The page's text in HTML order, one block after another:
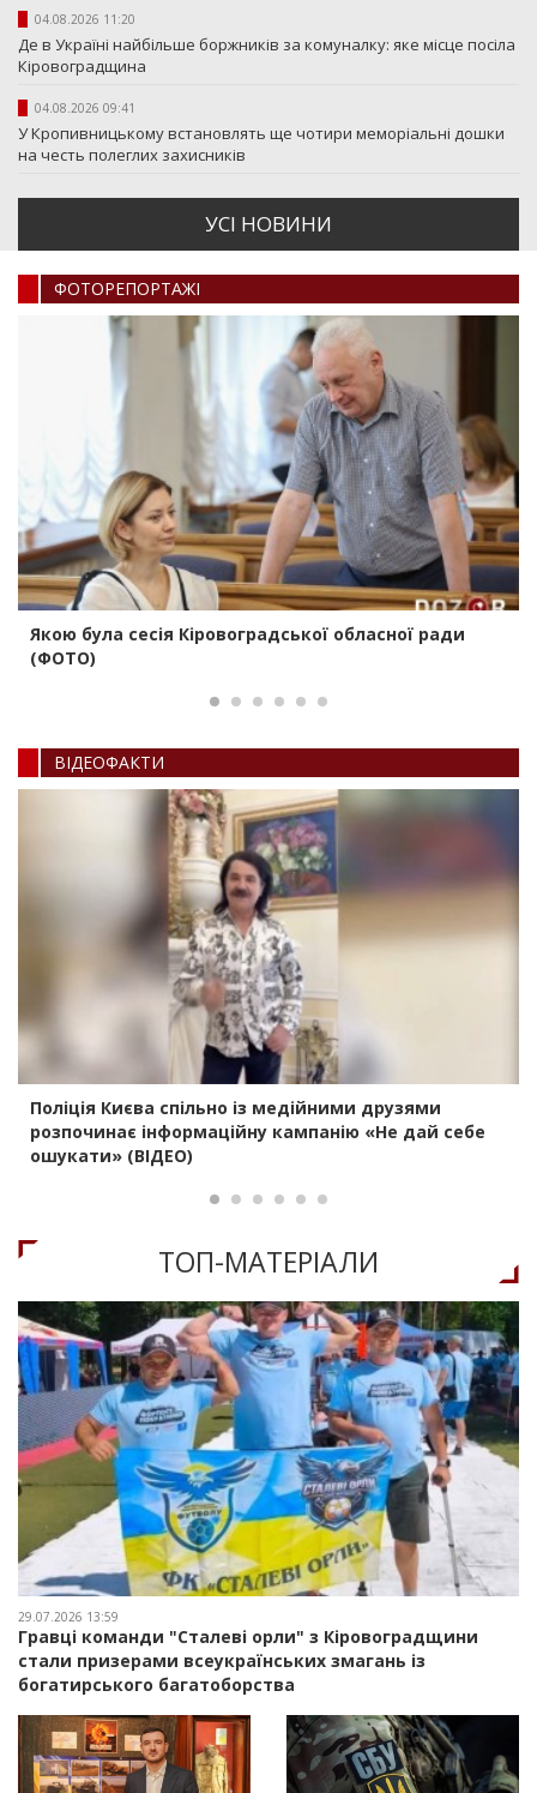
04.08.2026 11:20
Де в Україні найбільше боржників за комуналку: яке місце посіла
Кіровоградщина
04.08.2026 09:41
У Кропивницькому встановлять ще чотири меморіальні дошки
на честь полеглих захисників
УСI НОВИНИ
ФОТОРЕПОРТАЖI
Якою була сесія Кіровоградської обласної ради
(ФОТО)
ВIДЕОФАКТИ
Поліція Києва спільно із медійними друзями
розпочинає інформаційну кампанію «Не дай себе
ошукати» (ВІДЕО)
ТОП-МАТЕРIАЛИ
29.07.2026 13:59
Гравці команди "Сталеві орли" з Кіровоградщини
стали призерами всеукраїнських змагань із
богатирського багатоборства